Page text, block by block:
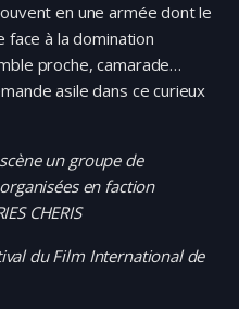
en une armée dont le
à la domination
proche, camarade…
asile dans ce curieux
un groupe de
en faction
CHERIS
du Film International de